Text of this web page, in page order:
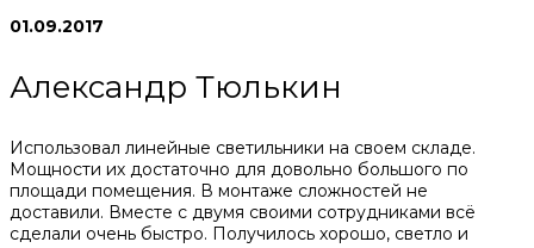
01.09.2017
Александр Тюлькин
Использовал линейные светильники на своем складе.
Мощности их достаточно для довольно большого по
площади помещения. В монтаже сложностей не
доставили. Вместе с двумя своими сотрудниками всё
сделали очень быстро. Получилось хорошо, светло и